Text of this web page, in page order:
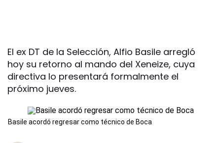
El ex DT de la Selección, Alfio Basile arregló
hoy su retorno al mando del Xeneize, cuya
directiva lo presentará formalmente el
próximo jueves.
Basile acordó regresar como técnico de Boca